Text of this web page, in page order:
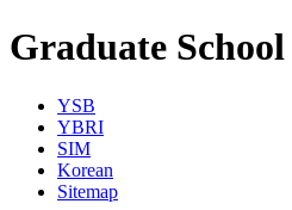
Graduate School
YSB
YBRI
SIM
Korean
Sitemap